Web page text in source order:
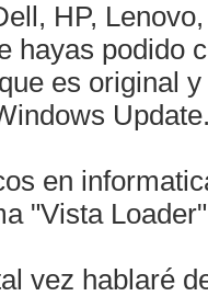
HP,
hayas podido
es original
en
"Vista
vez hablaré